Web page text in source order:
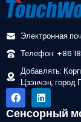
Электронная
Телефон: +86
Добавлять:
Цзэнчэн, город
Сенсорный